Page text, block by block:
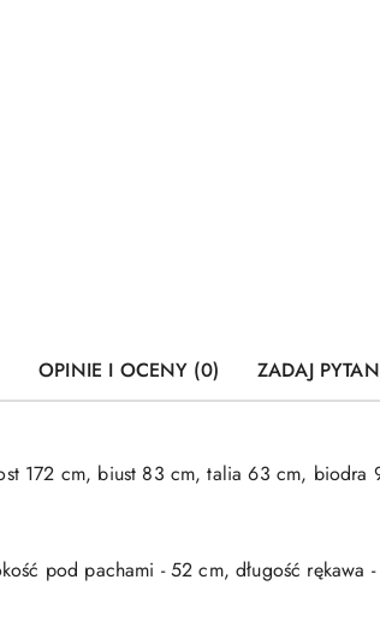
OPINIE I OCENY (0) ZADAJ
172 cm, biust 83 cm, talia 63 cm, biodra
pod pachami - 52 cm, długość rękawa